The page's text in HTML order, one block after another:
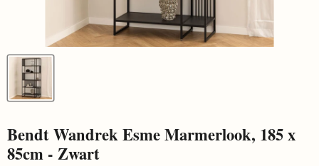
Bendt Wandrek Esme Marmerlook, 185 x
85cm - Zwart